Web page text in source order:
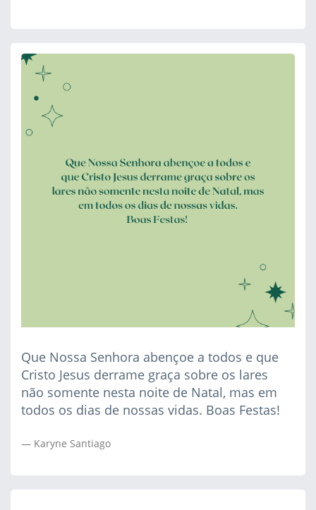
Que Nossa Senhora abençoe a todos e que
Cristo Jesus derrame graça sobre os lares
não somente nesta noite de Natal, mas em
todos os dias de nossas vidas. Boas Festas!
Karyne Santiago